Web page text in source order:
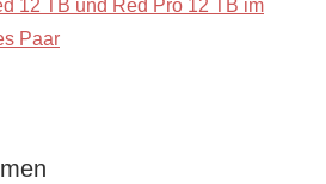
12 TB und Red Pro 12 TB im
Paar